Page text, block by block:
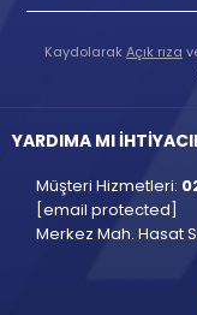
KaydolarakAçık rıza
YARDIMA MI
Müşteri Hizmetleri:
[email protected]
Merkez Mah. Hasat